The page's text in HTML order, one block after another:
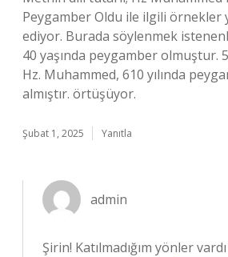
Peygamber Oldu ile ilgili örnekler
ediyor. Burada söylenmek
40 yaşında peygamber olmuştur.
Hz. Muhammed, 610 yılında
almıştır. örtüşüyor.
Şubat 1, 2025 Yanıtla
admin
Şirin! Katılmadığım yönler